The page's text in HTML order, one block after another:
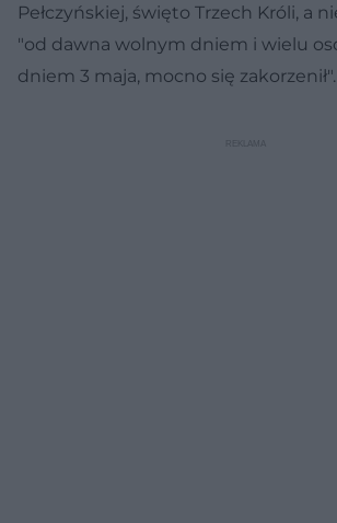
Pełczyńskiej, święto Trzech Króli, a
"od dawna wolnym dniem i wielu
dniem 3 maja, mocno się zakorzenił".